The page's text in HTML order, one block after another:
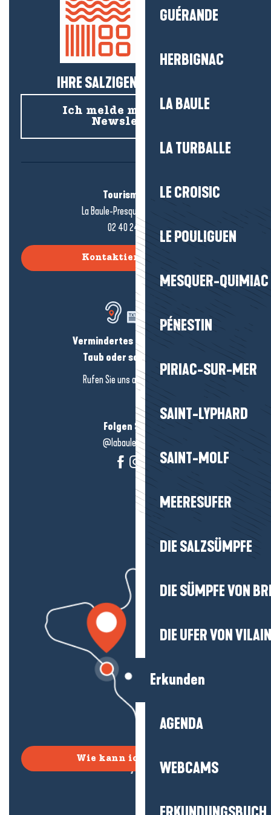
GUÉRANDE
HERBIGNAC
LA BAULE
LA TURBALLE
LE CROISIC
LE POULIGUEN
MESQUER-QUIMIAC
PÉNESTIN
PIRIAC-SUR-MER
SAINT-LYPHARD
SAINT-MOLF
MEERESUFER
DIE SALZSÜMPFE
DIE SÜMPFE VON
DIE UFER VON
Erkunden
AGENDA
WEBCAMS
IHRE SALZIGEN NEUIGKEITEN!
Ich melde mich für den
Newsletter an
Tourismusbüro
La Baule-Presqu'île de Guérande
02 40 24 34 44
Kontaktieren Sie uns
Vermindertes Hörvermögen?
Taub oder schwerhörig?
Rufen Sie uns an in
Folgen Sie uns!
@labauleguérande
Wie kann ich kommen?